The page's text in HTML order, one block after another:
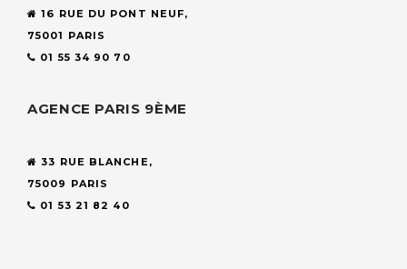
16 RUE DU PONT NEUF,
75001 PARIS
01 55 34 90 70
AGENCE PARIS 9ÈME
33 RUE BLANCHE,
75009 PARIS
01 53 21 82 40